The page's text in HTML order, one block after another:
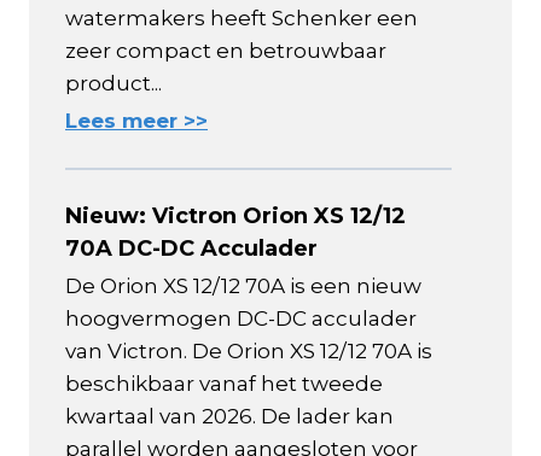
watermakers heeft Schenker een
zeer compact en betrouwbaar
product...
Lees meer >>
Nieuw: Victron Orion XS 12/12
70A DC-DC Acculader
De Orion XS 12/12 70A is een nieuw
hoogvermogen DC-DC acculader
van Victron. De Orion XS 12/12 70A is
beschikbaar vanaf het tweede
kwartaal van 2026. De lader kan
parallel worden aangesloten voor